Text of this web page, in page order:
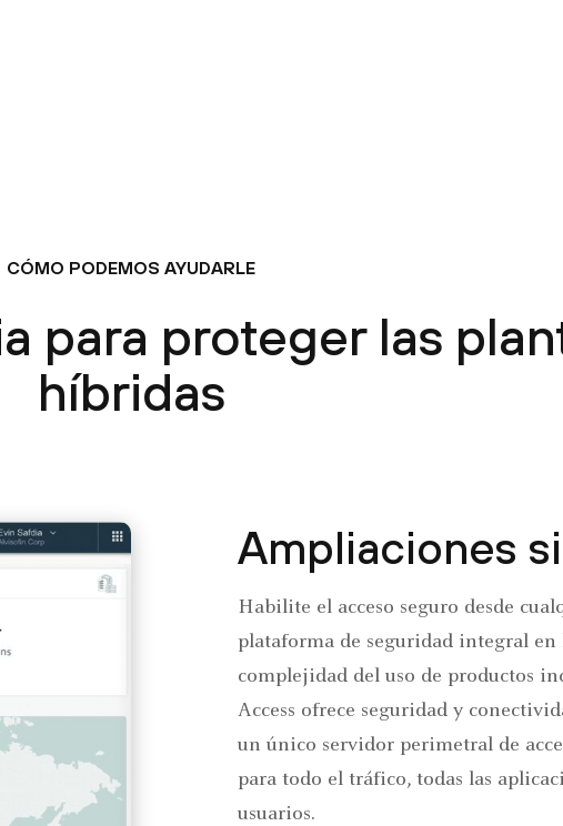
CÓMO PODEMOS AYUDARLE
para proteger las
híbridas
Ampliaciones
Habilite el acceso seguro desde
plataforma de seguridad integral
complejidad del uso de productos
Access ofrece seguridad y
un único servidor perimetral de
para todo el tráfico, todas las
usuarios.